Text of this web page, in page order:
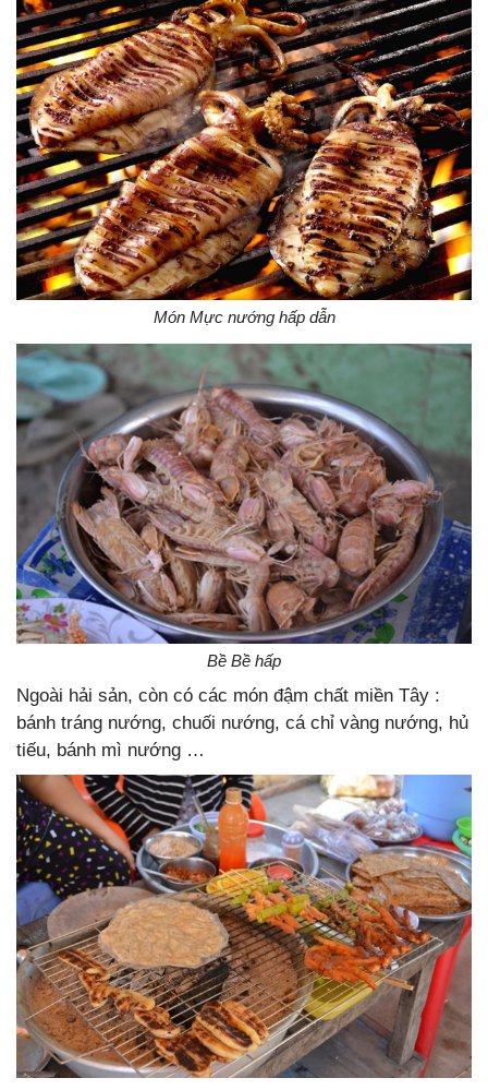
Món Mực nướng hấp dẫn
Bề Bề hấp
Ngoài hải sản, còn có các món đậm chất miền Tây :
bánh tráng nướng, chuối nướng, cá chỉ vàng nướng, hủ
tiếu, bánh mì nướng …